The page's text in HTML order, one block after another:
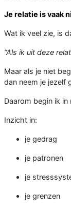
Je relatie is vaak
Wat ik veel zie, is
“Als ik uit deze
Maar als je niet
dan neem je jezelf
Daarom begin ik
Inzicht in:
je gedrag
je patronen
je
je grenzen